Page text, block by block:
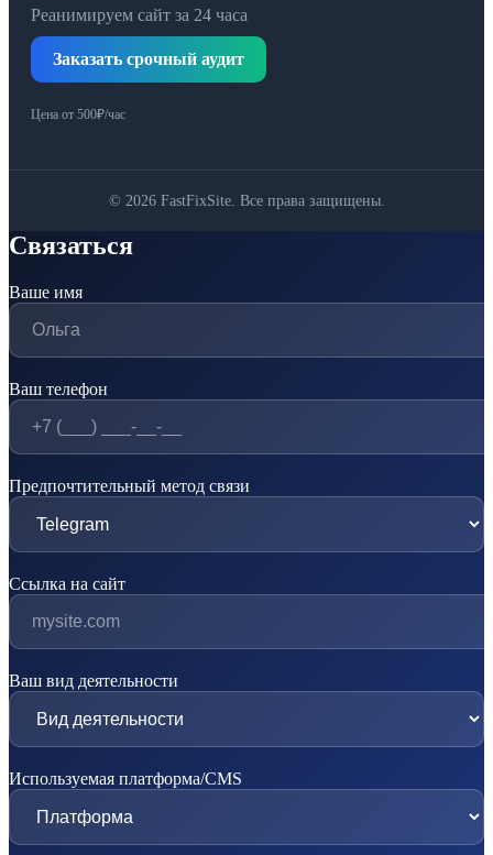
Реанимируем сайт за 24 часа
Заказать срочный аудит
Цена от 500₽/час
© 2026 FastFixSite. Все права защищены.
Связаться
Ваше имя
Ваш телефон
Предпочтительный метод связи
Ссылка на сайт
Ваш вид деятельности
Используемая платформа/CMS